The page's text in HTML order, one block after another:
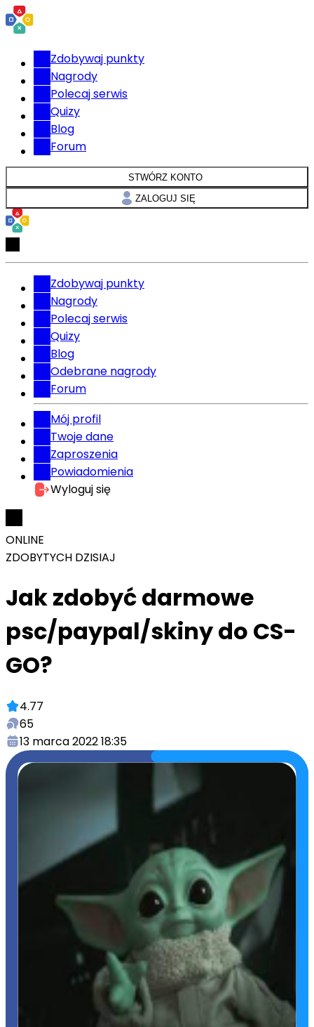
Zdobywaj punkty
Nagrody
Polecaj serwis
Quizy
Blog
Forum
STWÓRZ KONTO
ZALOGUJ SIĘ
Zdobywaj punkty
Nagrody
Polecaj serwis
Quizy
Blog
Odebrane nagrody
Forum
Mój profil
Twoje dane
Zaproszenia
Powiadomienia
Wyloguj się
ONLINE
ZDOBYTYCH DZISIAJ
Jak zdobyć darmowe
psc/paypal/skiny do CS-
GO?
4.77
65
13 marca 2022 18:35